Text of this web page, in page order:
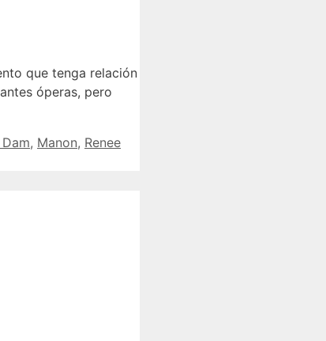
que tenga relación
óperas, pero
, Manon, Renee